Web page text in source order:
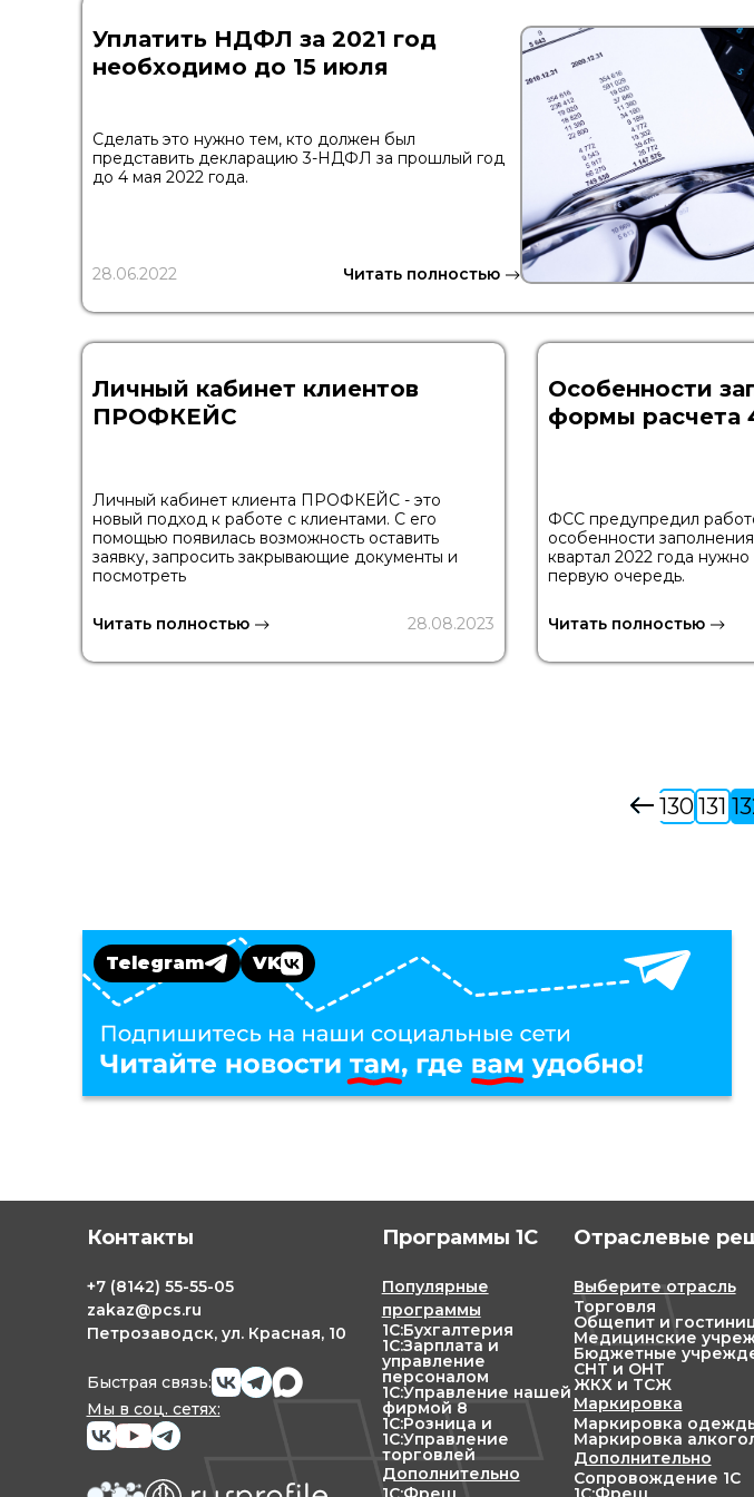
Уплатить НДФЛ за 2021 год
необходимо до 15 июля
Сделать это нужно тем, кто должен был
представить декларацию 3-НДФЛ за прошлый год
до 4 мая 2022 года.
28.06.2022 Читать полностью
Личный кабинет клиентов
ПРОФКЕЙС
Личный кабинет клиента ПРОФКЕЙС - это
новый подход к работе с клиентами. С его
помощью появилась возможность оставить
заявку, запросить закрывающие документы и
посмотреть
Читать полностью 28.08.2023
Особенности
формы расчета
ФСС предупредил
особенности
квартал 2022 года
первую очередь.
Читать полностью
130131
Telegram VK
Контакты
+7 (8142) 55-55-05
zakaz@pcs.ru
Петрозаводск, ул. Красная, 10
Быстрая связь:
Мы в соц. сетях:
Программы 1С
Популярные
программы
1С:Бухгалтерия
1С:Зарплата и
управление
персоналом
1С:Управление нашей
фирмой 8
1С:Розница и
1С:Управление
торговлей
Дополнительно
Отраслевые
Выберите отрасль
Торговля
Общепит и
Медицинские
Бюджетные
СНТ и ОНТ
ЖКХ и ТСЖ
Маркировка
Маркировка
Маркировка
Дополнительно
Сопровождение 1С